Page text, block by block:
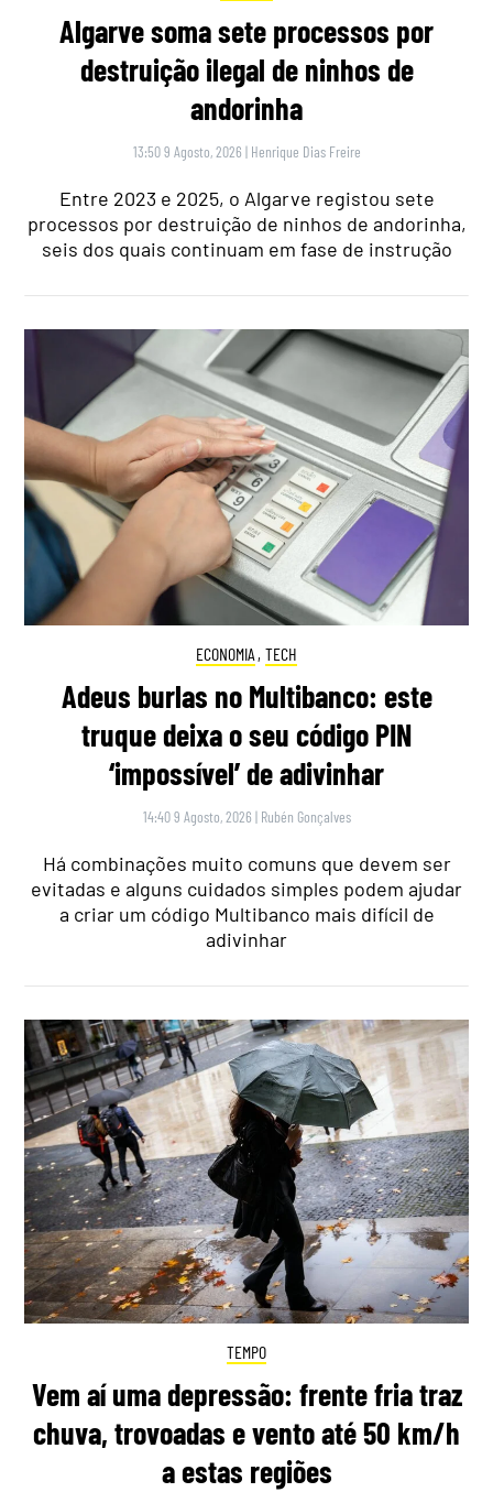
Algarve soma sete processos por
destruição ilegal de ninhos de
andorinha
13:50 9 Agosto, 2026 | Henrique Dias Freire
Entre 2023 e 2025, o Algarve registou sete
processos por destruição de ninhos de andorinha,
seis dos quais continuam em fase de instrução
ECONOMIA , TECH
Adeus burlas no Multibanco: este
truque deixa o seu código PIN
‘impossível’ de adivinhar
14:40 9 Agosto, 2026 | Rubén Gonçalves
Há combinações muito comuns que devem ser
evitadas e alguns cuidados simples podem ajudar
a criar um código Multibanco mais difícil de
adivinhar
TEMPO
Vem aí uma depressão: frente fria traz
chuva, trovoadas e vento até 50 km/h
a estas regiões